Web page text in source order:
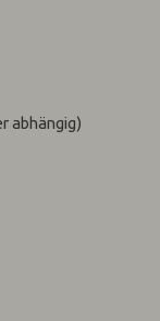
abhängig)